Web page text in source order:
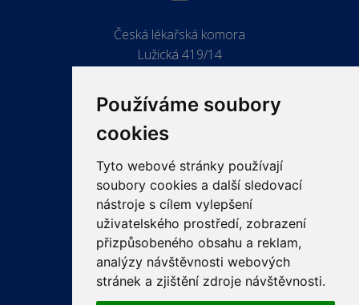
Používáme soubory
cookies
Tyto webové stránky používají
soubory cookies a další sledovací
nástroje s cílem vylepšení
uživatelského prostředí, zobrazení
přizpůsobeného obsahu a reklam,
analýzy návštěvnosti webových
stránek a zjištění zdroje návštěvnosti.
Česká lékařská komora
Lužická 419/14
ODKAZY
PRO LÉKAŘE
PRO VEŘEJNOST
VZDĚLÁVÁNÍ